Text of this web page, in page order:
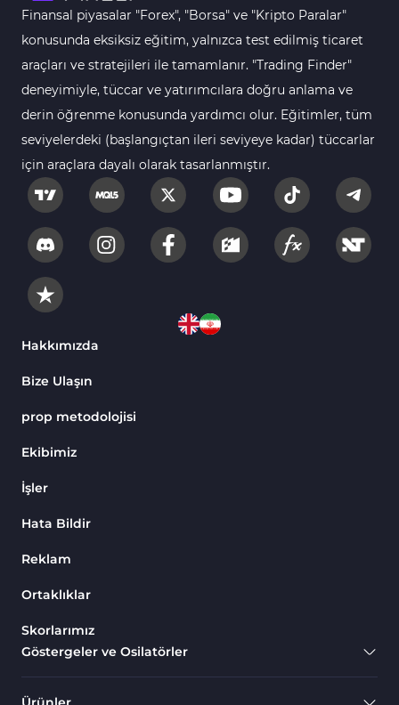
Finansal piyasalar "Forex", "Borsa" ve "Kripto Paralar"
konusunda eksiksiz eğitim, yalnızca test edilmiş ticaret
araçları ve stratejileri ile tamamlanır. "Trading Finder"
deneyimiyle, tüccar ve yatırımcılara doğru anlama ve
derin öğrenme konusunda yardımcı olur. Eğitimler, tüm
seviyelerdeki (başlangıçtan ileri seviyeye kadar) tüccarlar
için araçlara dayalı olarak tasarlanmıştır.
Hakkımızda
Bize Ulaşın
prop metodolojisi
Ekibimiz
İşler
Hata Bildir
Reklam
Ortaklıklar
Skorlarımız
Göstergeler ve Osilatörler